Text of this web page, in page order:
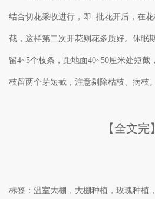
结合切花采收进行，即..批花开后，在
截，这样第二次开花则花多质好。休眠
留4~5个枝条，距地面40~50厘米处短截
枝留两个芽短截，注意剔除枯枝、病枝。
【全文完】
标签：温室大棚，大棚种植，玫瑰种植